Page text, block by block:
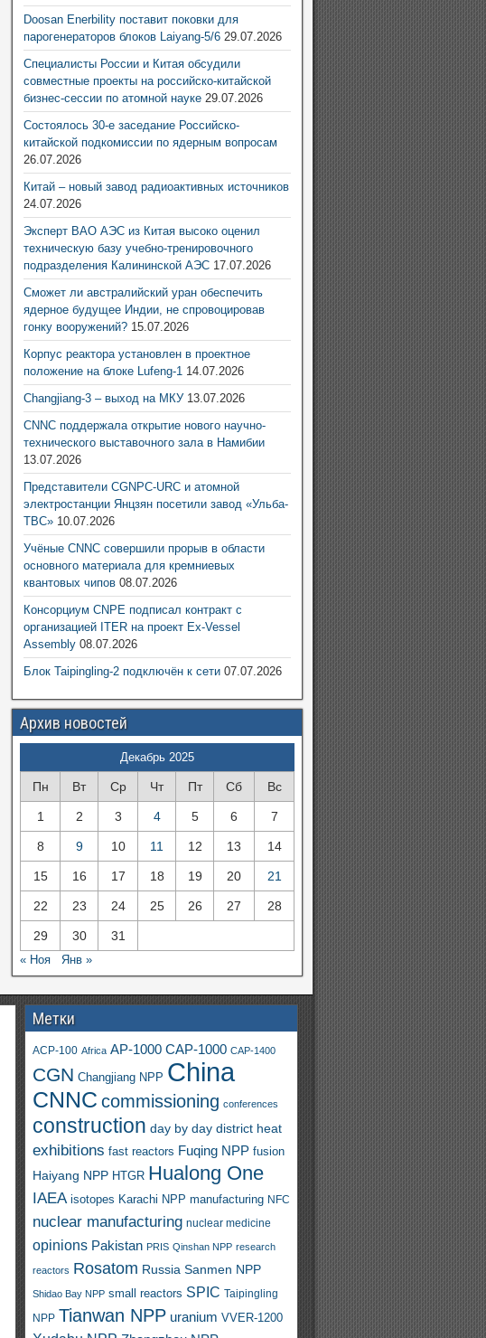
Doosan Enerbility поставит поковки для
парогенераторов блоков Laiyang-5/6 29.07.2026
Специалисты России и Китая обсудили
совместные проекты на российско-китайской
бизнес-сессии по атомной науке 29.07.2026
Состоялось 30-е заседание Российско-
китайской подкомиссии по ядерным вопросам
26.07.2026
Китай – новый завод радиоактивных источников
24.07.2026
Эксперт ВАО АЭС из Китая высоко оценил
техническую базу учебно-тренировочного
подразделения Калининской АЭС 17.07.2026
Сможет ли австралийский уран обеспечить
ядерное будущее Индии, не спровоцировав
гонку вооружений? 15.07.2026
Корпус реактора установлен в проектное
положение на блоке Lufeng-1 14.07.2026
Changjiang-3 – выход на МКУ 13.07.2026
CNNC поддержала открытие нового научно-
технического выставочного зала в Намибии
13.07.2026
Представители CGNPC-URC и атомной
электростанции Янцзян посетили завод «Ульба-
ТВС» 10.07.2026
Учёные CNNC совершили прорыв в области
основного материала для кремниевых
квантовых чипов 08.07.2026
Консорциум CNPE подписал контракт с
организацией ITER на проект Ex-Vessel
Assembly 08.07.2026
Блок Taipingling-2 подключён к сети 07.07.2026
Архив новостей
Декабрь 2025
Пн Вт Ср Чт Пт Сб Вс
1 2 3 4 5 6 7
8 9 10 11 12 13 14
15 16 17 18 19 20 21
22 23 24 25 26 27 28
29 30 31
« Ноя Янв »
Метки
ACP-100 Africa AP-1000 CAP-1000 CAP-1400
CGN Changjiang NPP China
CNNC commissioning conferences
construction day by day district heat
exhibitions fast reactors Fuqing NPP fusion
Haiyang NPP HTGR Hualong One
IAEA isotopes Karachi NPP manufacturing NFC
nuclear manufacturing nuclear medicine
opinions Pakistan PRIS Qinshan NPP research
reactors Rosatom Russia Sanmen NPP
Shidao Bay NPP small reactors SPIC Taipingling
NPP Tianwan NPP uranium VVER-1200